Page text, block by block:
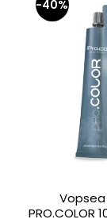
-40%
PRO.COLOR